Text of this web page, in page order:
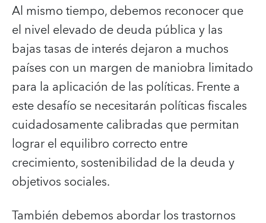
Al mismo tiempo, debemos reconocer que
el nivel elevado de deuda pública y las
bajas tasas de interés dejaron a muchos
países con un margen de maniobra limitado
para la aplicación de las políticas. Frente a
este desafío se necesitarán políticas fiscales
cuidadosamente calibradas que permitan
lograr el equilibro correcto entre
crecimiento, sostenibilidad de la deuda y
objetivos sociales.
También debemos abordar los trastornos